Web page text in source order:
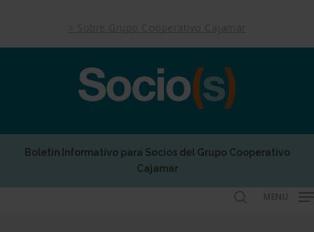
main
Boletín Informativo para Socios del Grupo Cooperativo
Cajamar
MENU